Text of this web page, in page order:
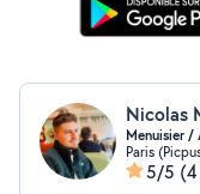
Nicolas
Menuisier
Paris
5/5